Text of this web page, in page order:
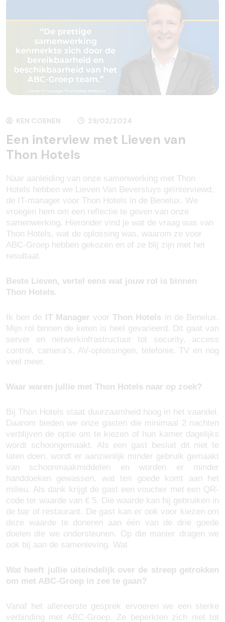
KEN COENEN 29/02/2024
Een interview met Lieven van
Thon Hotels
Naar aanleiding van onze samenwerking met Thon
Hotels hebben we Lieven Van Beversluys geïnterviewd,
de IT-manager voor Thon Hotels in de Benelux. We
vroegen hem om een reflectie te geven van onze
samenwerking. Hieronder vind je wat de vraag was van
Thon Hotels, wat de oplossing was, waarom ze voor
ABC-Groep hebben gekozen en of ze blij zijn met het
resultaat.
Beste Lieven, vertel eens wat jouw rol is binnen
Thon Hotels.
Ik ben de IT Manager voorThon Hotels in de Benelux.
Mijn rol binnen de keten is heel gevarieerd. Dit gaat van
server en netwerkinfrastructuur tot security, access
control, camera’s, AV-oplossingen, telefonie, TV en nog
veel meer.
Waar waren jullie met Thon Hotels naar op zoek?
Bij Thon Hotels staat duurzaamheid hoog in het vaandel.
Daarom bieden we onze gasten die minimaal 2 nachten
verblijven de optie om te kiezen of hun kamer dagelijks
wordt schoongemaakt. Als een gast besluit dit niet te
laten doen, wordt er aanzienlijk minder gebruik gemaakt
van schoonmaakmiddelen en worden er minder
handdoeken gewassen, wat ten goede komt aan het
milieu. Als dank krijgt de gast een voucher met een QR-
code ter waarde van € 5. Die waarde kan hij gebruiken in
de bar of restaurant. De gast kan er ook voor kiezen om
deze waarde te doneren aan één van de drie goede
doelen die we ondersteunen. Op die manier dragen we
ook bij aan de samenleving. Wat
Wat heeft jullie uiteindelijk over de streep getrokken
om met ABC-Groep in zee te gaan?
Vanaf het allereerste gesprek ervoeren we een sterke
verbinding met ABC-Groep. Ze beperkten zich niet tot